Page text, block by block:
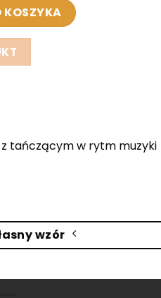
Mikołajem
KOSZYKA
tańczącym w rytm muzyki
wzór